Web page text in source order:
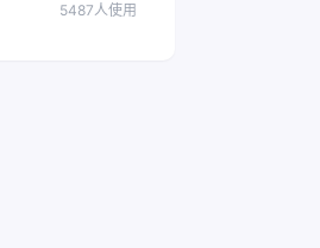
5487人使用